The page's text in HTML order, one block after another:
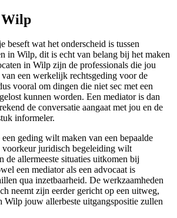
Wilp
beseft wat het onderscheid is tussen
in Wilp, dit is echt van belang bij het maken
in Wilp zijn de professionals die jou
een werkelijk rechtsgeding voor de
vooral om dingen die niet sec met een
kunnen worden. Een mediator is dan
de conversatie aangaat met jou en de
informeler.
geding wilt maken van een bepaalde
juridisch begeleiding wilt
de allermeeste situaties uitkomen bij
een mediator als een advocaat is
qua inzetbaarheid. De werkzaamheden
neemt zijn eerder gericht op een uitweg,
Wilp jouw allerbeste uitgangspositie zullen